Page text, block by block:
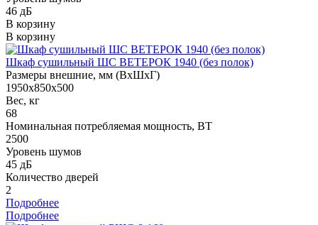
46 дБ
В корзину
В корзину
Шкаф сушильный ШС ВЕТЕРОК 1940 (без полок)
Размеры внешние, мм (ВхШхГ)
1950x850x500
Вес, кг
68
Номинальная потребляемая мощность, ВТ
2500
Уровень шумов
45 дБ
Количество дверей
2
Подробнее
Подробнее